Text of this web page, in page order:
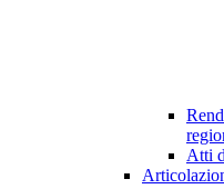
Atti